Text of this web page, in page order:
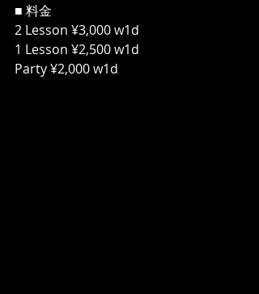
■ 料金
2 Lesson ¥3,000 w1d
1 Lesson ¥2,500 w1d
Party ¥2,000 w1d